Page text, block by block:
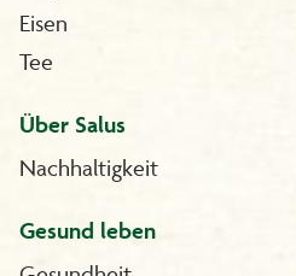
Eisen
Tee
Über Salus
Nachhaltigkeit
Gesund leben